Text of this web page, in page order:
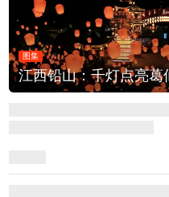
亮葛仙村